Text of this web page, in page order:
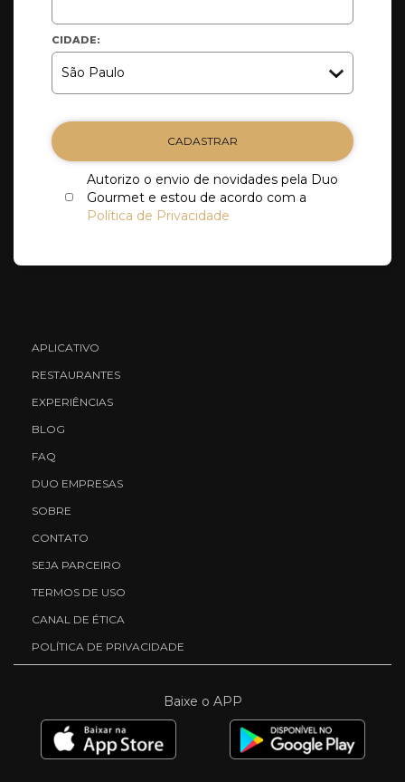
CIDADE:
CADASTRAR
Autorizo o envio de novidades pela Duo
Gourmet e estou de acordo com a
Política de Privacidade
APLICATIVO
RESTAURANTES
EXPERIÊNCIAS
BLOG
FAQ
DUO EMPRESAS
SOBRE
CONTATO
SEJA PARCEIRO
TERMOS DE USO
CANAL DE ÉTICA
POLÍTICA DE PRIVACIDADE
Baixe o APP